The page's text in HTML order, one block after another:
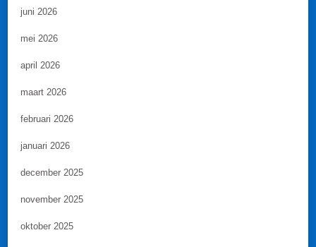
juni 2026
mei 2026
april 2026
maart 2026
februari 2026
januari 2026
december 2025
november 2025
oktober 2025